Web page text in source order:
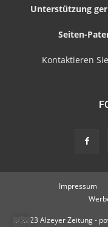
Unterstützung
Seiten-
Kontaktieren
Impressum
© 2023 Alzeyer Zeitung -